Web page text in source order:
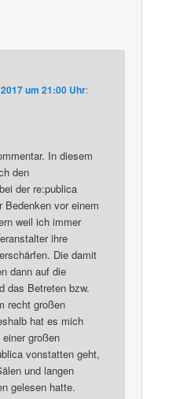
um 21:00 Uhr:
In diesem
den
der re:publica
vor einem
weil ich immer
ihre
Die damit
dann auf die
das Betreten bzw.
recht großen
hat es mich
großen
vonstatten geht,
und langen
gelesen hatte.